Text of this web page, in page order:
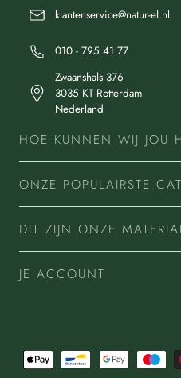
klantenservice@natur-el.nl
010 - 795 41 77
Zwaanshals 376
3035 KT Rotterdam
Nederland
HOE KUNNEN WIJ JOU
ONZE POPULAIRSTE
DIT ZIJN ONZE
JE ACCOUNT
Betaalmethoden